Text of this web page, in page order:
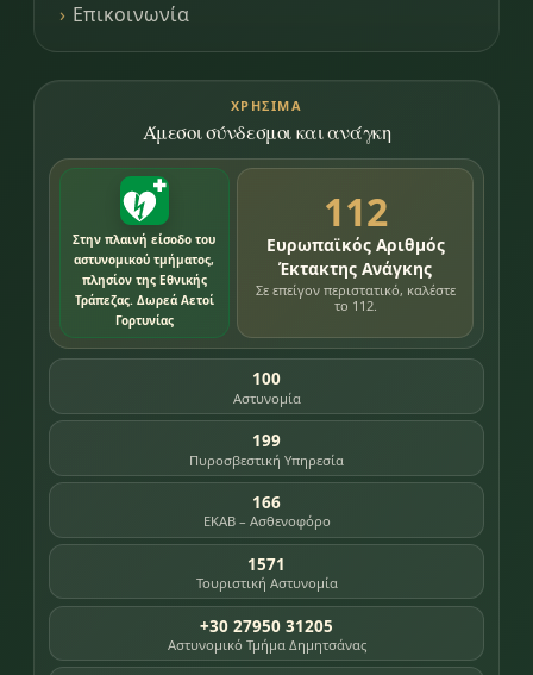
Επικοινωνία
ΧΡΉΣΙΜΑ
Άμεσοι σύνδεσμοι και ανάγκη
Στην πλαινή είσοδο του
αστυνομικού τμήματος,
πλησίον της Εθνικής
Τράπεζας. Δωρεά Αετοί
Γορτυνίας
112
Ευρωπαϊκός Αριθμός
Έκτακτης Ανάγκης
Σε επείγον περιστατικό, καλέστε
το 112.
100
Αστυνομία
199
Πυροσβεστική Υπηρεσία
166
ΕΚΑΒ – Ασθενοφόρο
1571
Τουριστική Αστυνομία
+30 27950 31205
Αστυνομικό Τμήμα Δημητσάνας